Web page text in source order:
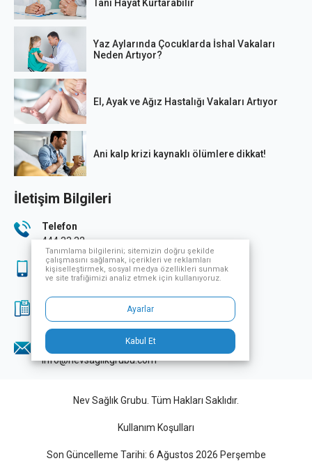
Tanı Hayat Kurtarabilir
Yaz Aylarında Çocuklarda İshal Vakaları
Neden Artıyor?
El, Ayak ve Ağız Hastalığı Vakaları Artıyor
Ani kalp krizi kaynaklı ölümlere dikkat!
İletişim Bilgileri
Telefon
444 33 32
Sağlık Turizmi
444 33 32
Fax
0224 249 70 07
E-Posta
info@nevsaglikgrubu.com
Nev Sağlık Grubu. Tüm Hakları Saklıdır.
Kullanım Koşulları
Son Güncelleme Tarihi: 6 Ağustos 2026 Perşembe
Tanımlama bilgilerini; sitemizin doğru şekilde
çalışmasını sağlamak, içerikleri ve reklamları
kişiselleştirmek, sosyal medya özellikleri sunmak
ve site trafiğimizi analiz etmek için kullanıyoruz.
Ayarlar
Kabul Et